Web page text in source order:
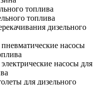
топлива
топлива
дизельного
насосы
насосы для
для дизельного